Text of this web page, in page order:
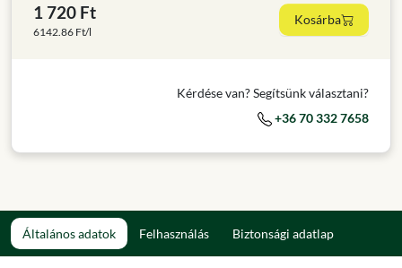
1 720 Ft
6142.86 Ft/l
Kosárba
Kérdése van? Segítsünk választani?
+36 70 332 7658
Általános adatok Felhasználás Biztonsági adatlap